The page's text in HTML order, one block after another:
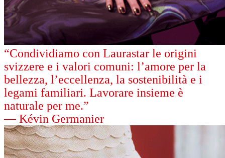
“Condividiamo con Laurastar le origini
svizzere e i valori comuni: l’amore per la
bellezza, l’eccellenza, la sostenibilità e i
legami familiari. Lavorare insieme è
naturale per me.”
— Kévin Germanier